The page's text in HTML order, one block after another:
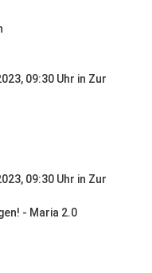
09:30 Uhr in Zur
09:30 Uhr in Zur
- Maria 2.0